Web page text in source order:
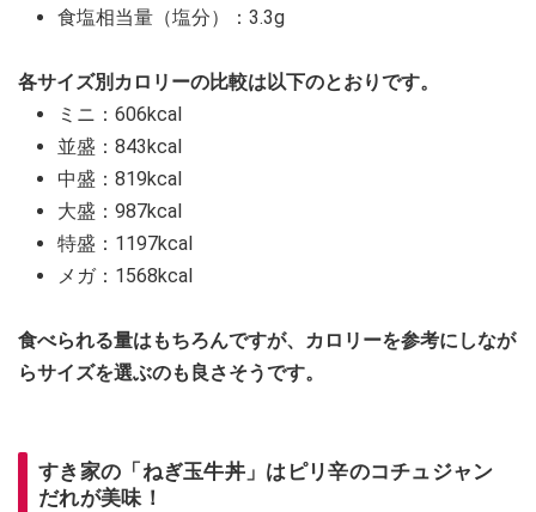
食塩相当量（塩分）：3.3g
各サイズ別カロリーの比較は以下のとおりです。
ミニ：606kcal
並盛：843kcal
中盛：819kcal
大盛：987kcal
特盛：1197kcal
メガ：1568kcal
食べられる量はもちろんですが、カロリーを参考にしなが
らサイズを選ぶのも良さそうです。
すき家の「ねぎ玉牛丼」はピリ辛のコチュジャン
だれが美味！